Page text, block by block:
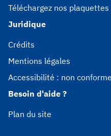
Téléchargez nos plaquettes
Juridique
Crédits
Mentions légales
Accessibilité : non conforme
Besoin d'aide ?
Plan du site